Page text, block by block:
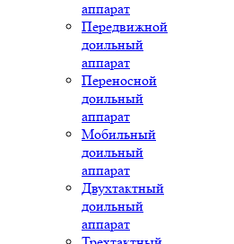
аппарат
Передвижной
доильный
аппарат
Переносной
доильный
аппарат
Мобильный
доильный
аппарат
Двухтактный
доильный
аппарат